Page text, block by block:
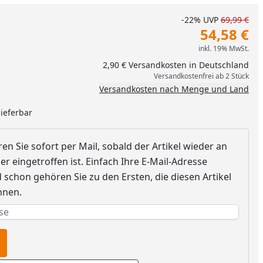
-22% UVP 69,99 €
54,58 €
inkl. 19% MwSt.
2,90 € Versandkosten in Deutschland
Versandkostenfrei ab 2 Stück
Versandkosten nach Menge und Land
Sie sofort per Mail, sobald der Artikel wieder an
eingetroffen ist. Einfach Ihre E-Mail-Adresse
gehören Sie zu den Ersten, die diesen Artikel
erforderlich